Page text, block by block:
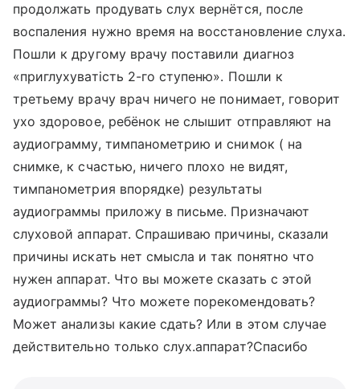
продолжать продувать слух вернётся, после
воспаления нужно время на восстановление слуха.
Пошли к другому врачу поставили диагноз
«приглухуватість 2-го ступеню». Пошли к
третьему врачу врач ничего не понимает, говорит
ухо здоровое, ребёнок не слышит отправляют на
аудиограмму, тимпанометрию и снимок ( на
снимке, к счастью, ничего плохо не видят,
тимпанометрия впорядке) результаты
аудиограммы приложу в письме. Призначают
слуховой аппарат. Спрашиваю причины, сказали
причины искать нет смысла и так понятно что
нужен аппарат. Что вы можете сказать с этой
аудиограммы? Что можете порекомендовать?
Может анализы какие сдать? Или в этом случае
действительно только слух.аппарат?Спасибо